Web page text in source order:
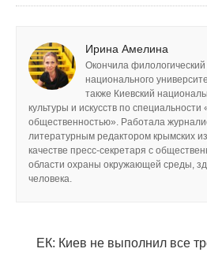
Ирина Амелина
Окончила филологический
национального
также Киевский
культуры и искусств по специальности
общественностью». Работала
литературным редактором крымских
качестве пресс-секретаря с
области охраны окружающей среды,
человека.
ЕК: Киев не выполнил все